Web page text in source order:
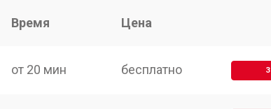
Время Цена
от 20 мин бесплатно